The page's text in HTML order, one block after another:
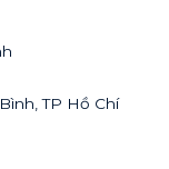
TP Hồ Chí